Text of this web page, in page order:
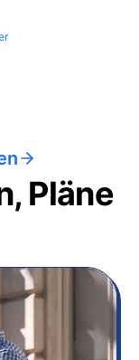
Pläne